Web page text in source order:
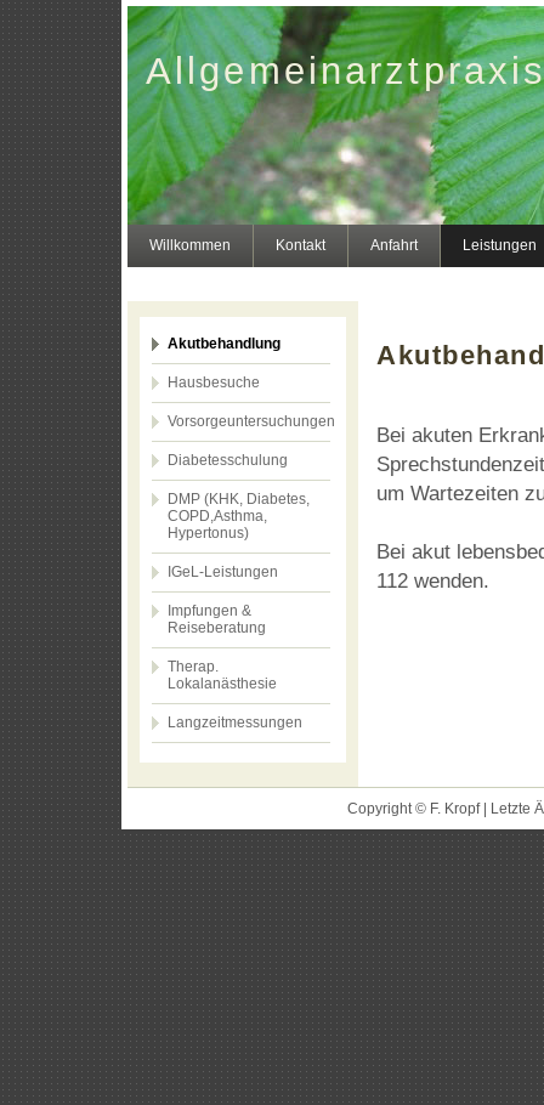
Willkommen Kontakt Anfahrt Leistungen
Akutbehandlung
Hausbesuche
Vorsorgeuntersuchungen
Diabetesschulung
DMP (KHK, Diabetes,
COPD,Asthma,
Hypertonus)
IGeL-Leistungen
Impfungen &
Reiseberatung
Therap.
Lokalanästhesie
Langzeitmessungen
Bei akuten
um Wartezeiten
Bei akut
112 wenden.
Copyright © F. Kropf | Letzte